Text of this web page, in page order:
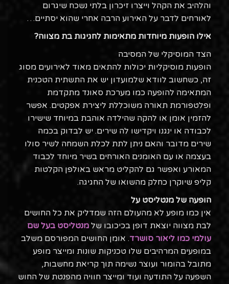
והלהיב את הקהל וייצרו זיכרון בלתי נשכח שיגרום
לאורחים לדבר על האירוע הרבה אחרי שהוא יסתיים…
אילו הופעות מיוחדות מתאימות לחגיגות בת מצווה?
הצד המוסיקלי של המסיבה
הופעות מוסיקליות יכולות להתאים מאוד לאירועים מסוג
זה, כשחשוב לוודא שלמועדון יש את התשתית הטכנית
המתאימה להופעה כמו מערכת סאונד מתקדמת
ופלטפורמת תאורה משוכללת ליצירת אפקטים. אפשר
להזמין אומן או להקה שהילדה אוהבת במיוחד שישירו
לכבודה או ינגנו ויקדישו לה שירים. יש לבדוק בכמה
שירים מדובר והאם ניתן לתת לכלת השמחה לשיר סולו
בעצמה או עם האומנים האורחים בשיר מיוחד לכבוד
המאורע ואפשר גם להקליט מראש באולפן הקלטות
קליפ שיוקרן כחלק מהשואו של החגיגה.
הופעה של מנטליסט על
אין כמו מופע לא מהעולם הזה שמדליק את כל החושים
לבת מצווה יוצאת דופן בכיכובו של מנטליסט בעל שם
עולמי כמו ליאור סושרד. אומן החושים המפורסם משלב
במופעים המרהיבים שלו טכניקות שונות ומייצר מופע
מתובל בהומור ועוצר נשימה תוך קריאת מחשבות,
השפעה על התודעה ועוד ומייצר חוויה מהפנטת של החוש